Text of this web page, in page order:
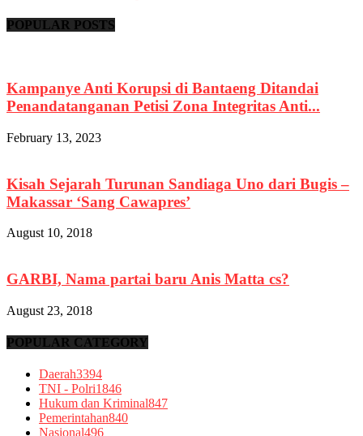
POPULAR POSTS
Kampanye Anti Korupsi di Bantaeng Ditandai
Penandatanganan Petisi Zona Integritas Anti...
February 13, 2023
Kisah Sejarah Turunan Sandiaga Uno dari Bugis –
Makassar ‘Sang Cawapres’
August 10, 2018
GARBI, Nama partai baru Anis Matta cs?
August 23, 2018
POPULAR CATEGORY
Daerah3394
TNI - Polri1846
Hukum dan Kriminal847
Pemerintahan840
Nasional496